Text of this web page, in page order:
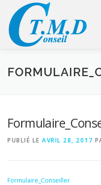
contenu
ACCUEIL
LIENS UTILES DEVIS
PUBLIÉ LE AVRIL 28, 2017
Formulaire_Conseiller